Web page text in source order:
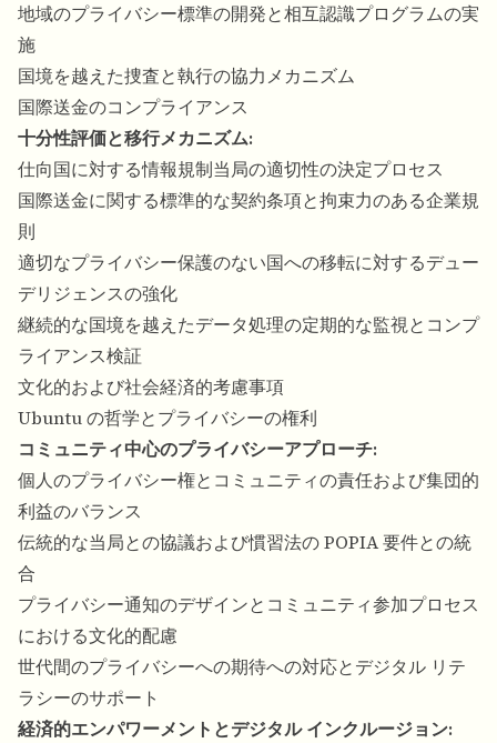
地域のプライバシー標準の開発と相互認識プログラムの実
施
国境を越えた捜査と執行の協力メカニズム
国際送金のコンプライアンス
十分性評価と移行メカニズム:
仕向国に対する情報規制当局の適切性の決定プロセス
国際送金に関する標準的な契約条項と拘束力のある企業規
則
適切なプライバシー保護のない国への移転に対するデュー
デリジェンスの強化
継続的な国境を越えたデータ処理の定期的な監視とコンプ
ライアンス検証
文化的および社会経済的考慮事項
Ubuntu の哲学とプライバシーの権利
コミュニティ中心のプライバシーアプローチ:
個人のプライバシー権とコミュニティの責任および集団的
利益のバランス
伝統的な当局との協議および慣習法の POPIA 要件との統
合
プライバシー通知のデザインとコミュニティ参加プロセス
における文化的配慮
世代間のプライバシーへの期待への対応とデジタル リテ
ラシーのサポート
経済的エンパワーメントとデジタル インクルージョン: